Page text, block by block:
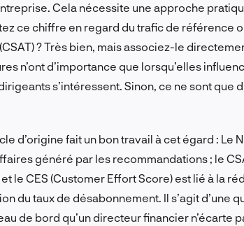
Cela nécessite une approche
ce chiffre en regard du trafic de référence
? Très bien, mais associez-le
n’ont d’importance que lorsqu’elles
s’intéressent. Sinon, ce ne sont que
d’origine fait un bon travail à cet égard : Le
généré par les recommandations ; le
le CES (Customer Effort Score) est lié à la
du taux de désabonnement. Il s’agit d’une
de bord qu’un directeur financier n’écarte